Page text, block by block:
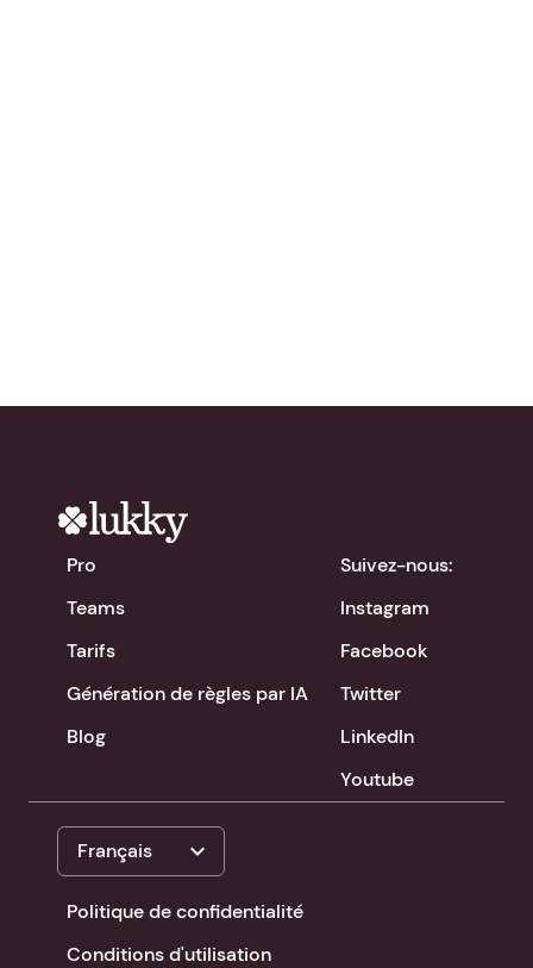
Pro
Teams
Tarifs
Génération de règles par IA
Blog
Suivez-nous:
Instagram
Facebook
Twitter
LinkedIn
Youtube
Français expand_more
Politique de confidentialité
Conditions d'utilisation